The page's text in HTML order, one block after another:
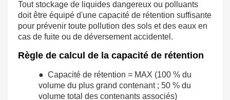
Tout stockage de liquides dangereux ou polluants
doit être équipé d'une capacité de rétention suffisante
pour prévenir toute pollution des sols et des eaux en
cas de fuite ou de déversement accidentel.
Règle de calcul de la capacité de rétention
● Capacité de rétention = MAX (100 % du
volume du plus grand contenant ; 50 % du
volume total des contenants associés)